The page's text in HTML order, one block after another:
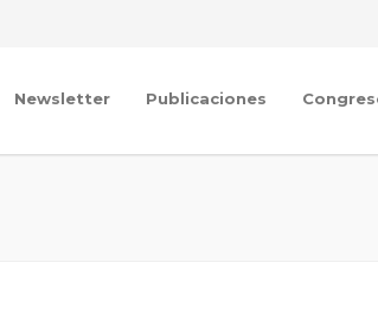
Newsletter Publicaciones